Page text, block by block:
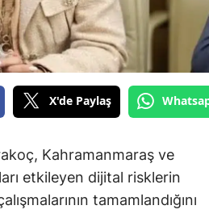
X'de Paylaş
Kahramanmaraş ve
etkileyen dijital risklerin
tamamlandığını